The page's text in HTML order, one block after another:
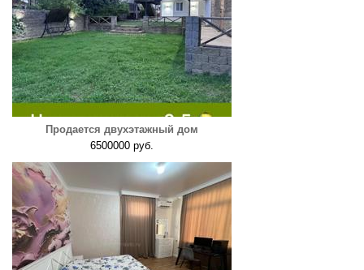
Продается двухэтажный дом
6500000 руб.